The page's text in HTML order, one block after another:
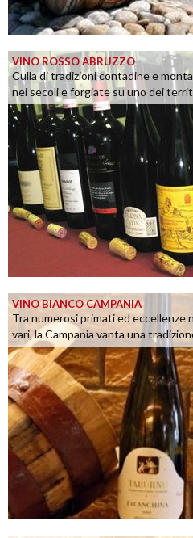
VINO ROSSO ABRUZZO
Culla di tradizioni contadine e
nei secoli e forgiate su uno dei
VINO BIANCO CAMPANIA
Tra numerosi primati ed eccellenze
vari, la Campania vanta una